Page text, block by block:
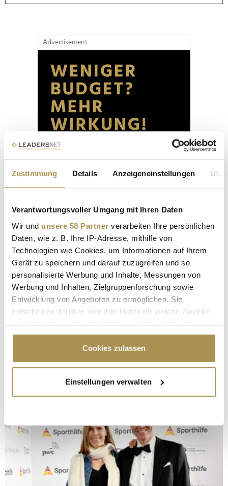
Zustimmung Details Anzeigeneinstellungen
Verantwortungsvoller Umgang mit Ihren Daten
Wir und unsere 58 Partner verarbeiten Ihre persönlichen
Daten, wie z. B. Ihre IP-Adresse, mithilfe von
Technologien wie Cookies, um Informationen auf Ihrem
Gerät zu speichern und darauf zuzugreifen und so
personalisierte Werbung und Inhalte, Messungen von
Werbung und Inhalten, Zielgruppenforschung sowie
Entwicklung von Angeboten zu ermöglichen. Sie
entscheiden darüber, wer Ihre Daten für welche Zwecke
Cookie-Erklärung oder durch Klicken auf das Privacy
Trigger Symbol ändern oder widerrufen
Informationen über Ihre geografische Lage
erfassen, welche bis auf einige Meter genau sein
bestimmten Merkmalen (Fingerprinting) identifizieren
Erfahren Sie mehr darüber, wie Ihre persönlichen Daten
verarbeitet werden, und legen Sie Ihre Präferenzen im
Abschnitt Einzelheitenfest.
Cookies zulassen
Einstellungen verwalten
Advertisement